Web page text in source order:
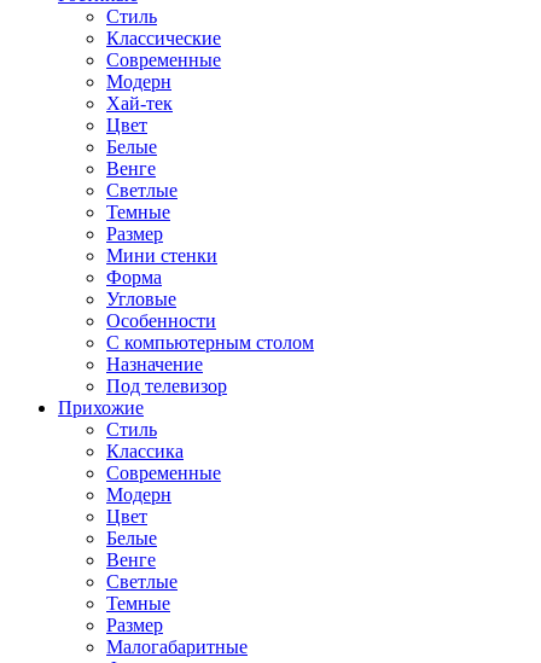
Стиль
Классические
Современные
Модерн
Хай-тек
Цвет
Белые
Венге
Светлые
Темные
Размер
Мини стенки
Форма
Угловые
Особенности
С компьютерным столом
Назначение
Под телевизор
Прихожие
Стиль
Классика
Современные
Модерн
Цвет
Белые
Венге
Светлые
Темные
Размер
Малогабаритные